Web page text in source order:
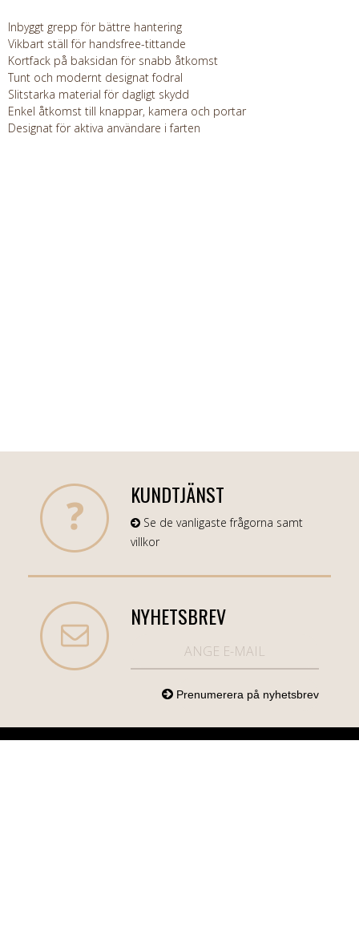
Inbyggt grepp för bättre hantering
Vikbart ställ för handsfree-tittande
Kortfack på baksidan för snabb åtkomst
Tunt och modernt designat fodral
Slitstarka material för dagligt skydd
Enkel åtkomst till knappar, kamera och portar
Designat för aktiva användare i farten
KUNDTJÄNST
Se de vanligaste frågorna samt
villkor
NYHETSBREV